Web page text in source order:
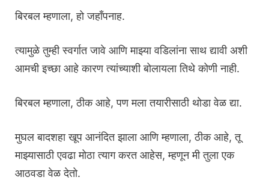
बिरबल म्हणाला, हो जहाँपनाह.
त्यामुळे तुम्ही स्वर्गात जावे आणि माझ्या वडिलांना साथ द्यावी अशी
आमची इच्छा आहे कारण त्यांच्याशी बोलायला तिथे कोणी नाही.
बिरबल म्हणाला, ठीक आहे, पण मला तयारीसाठी थोडा वेळ द्या.
मुघल बादशहा खूप आनंदित झाला आणि म्हणाला, ठीक आहे, तू
माझ्यासाठी एवढा मोठा त्याग करत आहेस, म्हणून मी तुला एक
आठवडा वेळ देतो.